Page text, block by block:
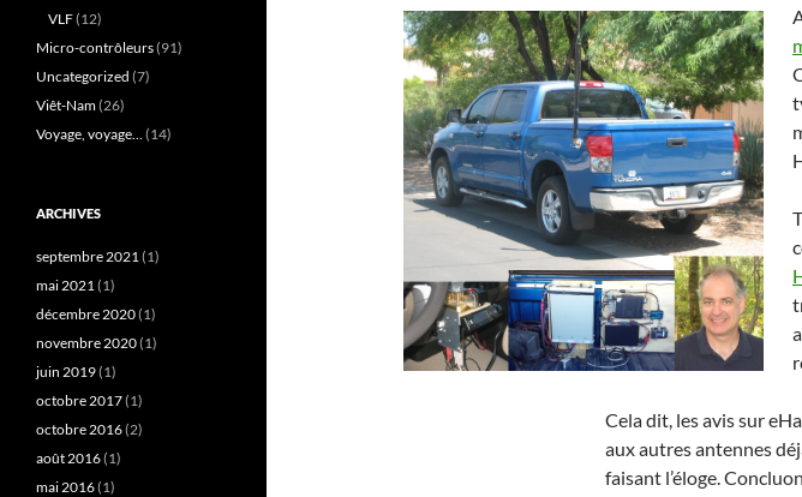
Cela dit, les avis sur
aux autres antennes
faisant l’éloge.
VLF(12)
Micro-contrôleurs(91)
Uncategorized (7)
Viêt-Nam(26)
Voyage, voyage…(14)
ARCHIVES
septembre 2021(1)
mai 2021(1)
décembre 2020(1)
novembre 2020(1)
juin 2019(1)
octobre 2017(1)
octobre 2016(2)
août 2016(1)
mai 2016(1)